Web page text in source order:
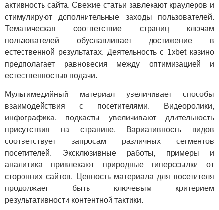
активность сайта. Свежие статьи завлекают краулеров и
стимулируют дополнительные заходы пользователей.
Тематическая соответствие страниц ключам
пользователей обуславливает достижение в
естественной результатах. Деятельность с 1xbet казино
предполагает равновесия между оптимизацией и
естественностью подачи.
Мультимедийный материал увеличивает способы
взаимодействия с посетителями. Видеоролики,
инфографика, подкасты увеличивают длительность
присутствия на странице. Вариативность видов
соответствует запросам различных сегментов
посетителей. Эксклюзивные работы, примеры и
аналитика привлекают природные гиперссылки от
сторонних сайтов. Ценность материала для посетителя
продолжает быть ключевым критерием
результативности контентной тактики.